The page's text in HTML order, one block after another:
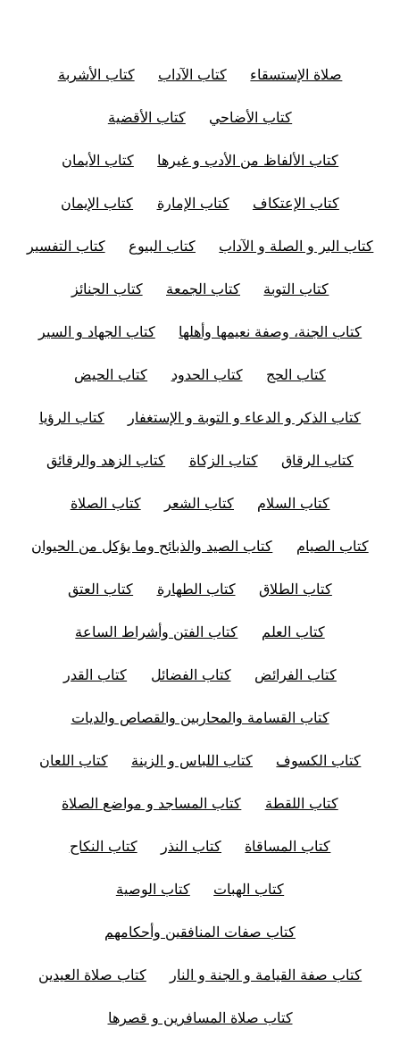
صلاة الإستسقاء كتاب الآداب كتاب الأشربة
كتاب الأضاحي كتاب الأقضية
كتاب الألفاظ من الأدب و غيرها كتاب الأيمان
كتاب الإعتكاف كتاب الإمارة كتاب الإيمان
كتاب البر و الصلة و الآداب كتاب البيوع كتاب التفسير
كتاب التوبة كتاب الجمعة كتاب الجنائز
كتاب الجنة، وصفة نعيمها وأهلها كتاب الجهاد و السير
كتاب الحج كتاب الحدود كتاب الحيض
كتاب الذكر و الدعاء و التوبة و الإستغفار كتاب الرؤيا
كتاب الرقاق كتاب الزكاة كتاب الزهد والرقائق
كتاب السلام كتاب الشعر كتاب الصلاة
كتاب الصيام كتاب الصيد والذبائح وما يؤكل من الحيوان
كتاب الطلاق كتاب الطهارة كتاب العتق
كتاب العلم كتاب الفتن وأشراط الساعة
كتاب الفرائض كتاب الفضائل كتاب القدر
كتاب القسامة والمحاربين والقصاص والديات
كتاب الكسوف كتاب اللباس و الزينة كتاب اللعان
كتاب اللقطة كتاب المساجد و مواضع الصلاة
كتاب المساقاة كتاب النذر كتاب النكاح
كتاب الهبات كتاب الوصية
كتاب صفات المنافقين وأحكامهم
كتاب صفة القيامة و الجنة و النار كتاب صلاة العيدين
كتاب صلاة المسافرين و قصرها